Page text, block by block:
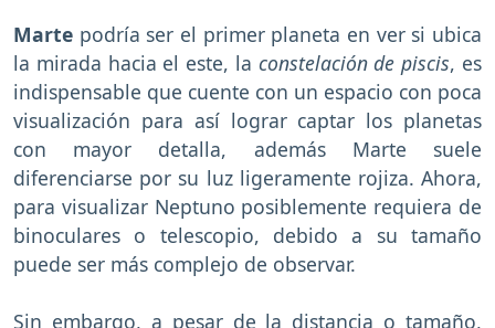
Marte podría ser el primer planeta en ver si ubica
la mirada hacia el este, la constelación de piscis, es
indispensable que cuente con un espacio con poca
visualización para así lograr captar los planetas
con mayor detalla, además Marte suele
diferenciarse por su luz ligeramente rojiza. Ahora,
para visualizar Neptuno posiblemente requiera de
binoculares o telescopio, debido a su tamaño
puede ser más complejo de observar.
Sin embargo, a pesar de la distancia o tamaño,